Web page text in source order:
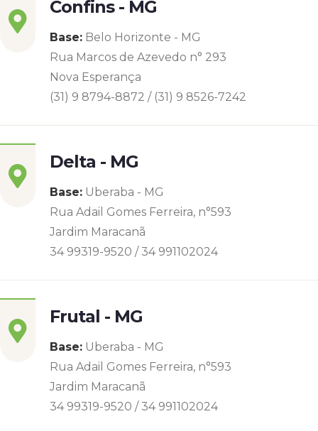
Confins - MG
Base: Belo Horizonte - MG
Rua Marcos de Azevedo n° 293
Nova Esperança
(31) 9 8794-8872 / (31) 9 8526-7242
Delta - MG
Base: Uberaba - MG
Rua Adail Gomes Ferreira, n°593
Jardim Maracanã
34 99319-9520 / 34 991102024
Frutal - MG
Base: Uberaba - MG
Rua Adail Gomes Ferreira, n°593
Jardim Maracanã
34 99319-9520 / 34 991102024